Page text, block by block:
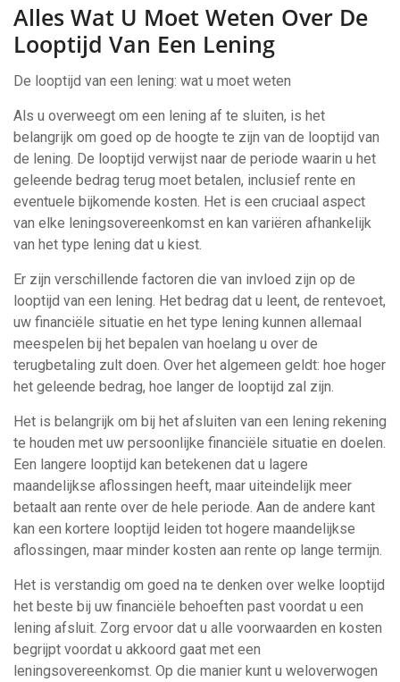
Alles Wat U Moet Weten Over De
Looptijd Van Een Lening
De looptijd van een lening: wat u moet weten
Als u overweegt om een lening af te sluiten, is het
belangrijk om goed op de hoogte te zijn van de looptijd van
de lening. De looptijd verwijst naar de periode waarin u het
geleende bedrag terug moet betalen, inclusief rente en
eventuele bijkomende kosten. Het is een cruciaal aspect
van elke leningsovereenkomst en kan variëren afhankelijk
van het type lening dat u kiest.
Er zijn verschillende factoren die van invloed zijn op de
looptijd van een lening. Het bedrag dat u leent, de rentevoet,
uw financiële situatie en het type lening kunnen allemaal
meespelen bij het bepalen van hoelang u over de
terugbetaling zult doen. Over het algemeen geldt: hoe hoger
het geleende bedrag, hoe langer de looptijd zal zijn.
Het is belangrijk om bij het afsluiten van een lening rekening
te houden met uw persoonlijke financiële situatie en doelen.
Een langere looptijd kan betekenen dat u lagere
maandelijkse aflossingen heeft, maar uiteindelijk meer
betaalt aan rente over de hele periode. Aan de andere kant
kan een kortere looptijd leiden tot hogere maandelijkse
aflossingen, maar minder kosten aan rente op lange termijn.
Het is verstandig om goed na te denken over welke looptijd
het beste bij uw financiële behoeften past voordat u een
lening afsluit. Zorg ervoor dat u alle voorwaarden en kosten
begrijpt voordat u akkoord gaat met een
leningsovereenkomst. Op die manier kunt u weloverwogen